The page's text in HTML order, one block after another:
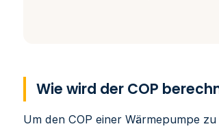
Wie wird der COP
Um den COP einer Wärmepumpe